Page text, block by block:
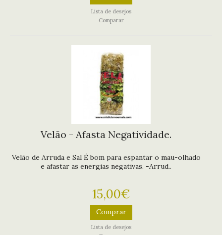
Lista de desejos
Comparar
Velão - Afasta Negatividade.
Velão de Arruda e Sal É bom para espantar o mau-olhado
e afastar as energias negativas. -Arrud..
15,00€
Comprar
Lista de desejos